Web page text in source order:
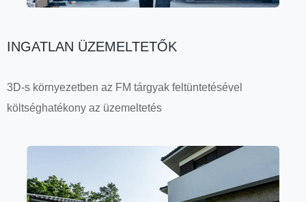
INGATLAN ÜZEMELTETŐK
3D-s környezetben az FM tárgyak feltüntetésével
költséghatékony az üzemeltetés